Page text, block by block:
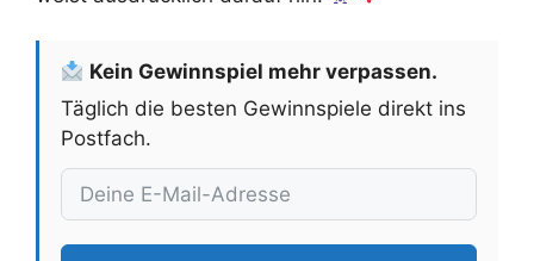
Kein Gewinnspiel mehr verpassen.
Täglich die besten Gewinnspiele direkt ins
Postfach.